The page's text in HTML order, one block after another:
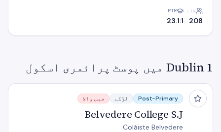
طلبہ
208
PTR
23.1:1
Dublin 1 میں پوسٹ پرائمری اسکول
Belvedere College S.J
Post-Primary لڑکے فیس والا
Belvedere College S.J
Coláiste Belvedere